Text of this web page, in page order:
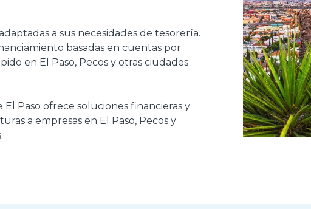
a sus necesidades de tesorería.
basadas en cuentas por
en El Paso, Pecos y otras ciudades
El Paso ofrece soluciones financieras y
a empresas en El Paso, Pecos y